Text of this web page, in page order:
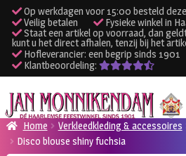
Op werkdagen voor 15:00 besteld
Veilig betalen
Fysieke winkel in
Staat een artikel op voorraad, dan
kunt u het direct afhalen, tenzij bij het
Hofleverancier: een begrip sinds 1901
Klantbeoordeling:
Ga
door
naar
navigatie
Ga
naar
de
inhoudVerhuur kleding
Home Verkleedkleding & accessoires
Disco blouse shiny fuchsia